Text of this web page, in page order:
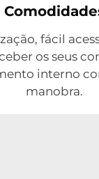
fácil
os seus
interno
manobra.